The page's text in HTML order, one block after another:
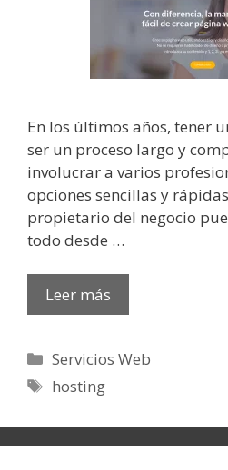
En los últimos años, tener
ser un proceso largo y
involucrar a varios
opciones sencillas y
propietario del negocio
todo desde …
Leer más
Categorías
Servicios Web
Etiquetas
hosting